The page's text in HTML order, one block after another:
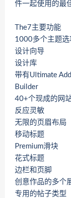
件一起使用的最
The7主要功能
1000多个主题选
设计向导
设计库
带有Ultimate
Builder
40+个现成的网
反应灵敏
无限的页眉布局
移动标题
Premium滑块
花式标题
边栏和页脚
创意作品的多个
专用的帖子类型